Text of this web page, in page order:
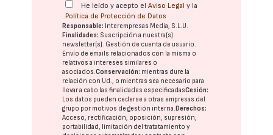
He leído y acepto elAviso Legal y la
Política de Protección de Datos
Responsable: Interempresas Media, S.L.U.
Finalidades: Suscripción a nuestra(s)
newsletter(s). Gestión de cuenta de usuario.
Envío de emails relacionados con la misma o
relativos a intereses similares o
asociados.Conservación: mientras dure la
relación con Ud., o mientras sea necesario para
llevar a cabo las finalidades especificadasCesión:
Los datos pueden cederse a otras empresas del
grupo por motivos de gestión interna.Derechos:
Acceso, rectificación, oposición, supresión,
portabilidad, limitación del tratatamiento y